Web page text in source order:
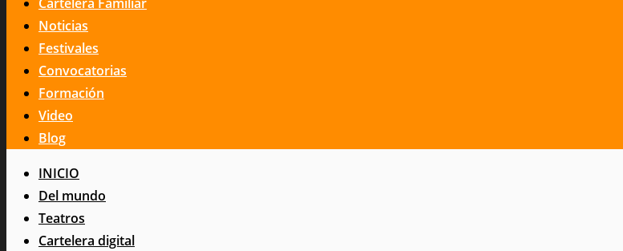
Noticias
Festivales
Convocatorias
Formación
Video
Blog
INICIO
Del mundo
Teatros
Cartelera digital